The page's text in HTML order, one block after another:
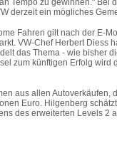
derzeit ein mögliches
Fahren gilt nach der E-
VW-Chef Herbert Diess
das Thema - wie bisher
zum künftigen Erfolg wird
aus allen Autoverkäufen,
Euro. Hilgenberg
des erweiterten Levels 2